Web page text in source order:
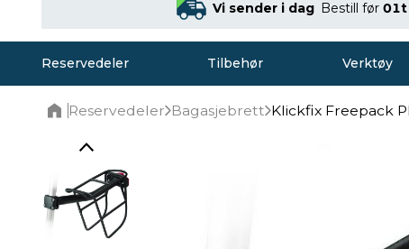
Vi sender i dag Bestill før 01t
Reservedeler Tilbehør Verktøy
Reservedeler Bagasjebrett Klickfix Freepack